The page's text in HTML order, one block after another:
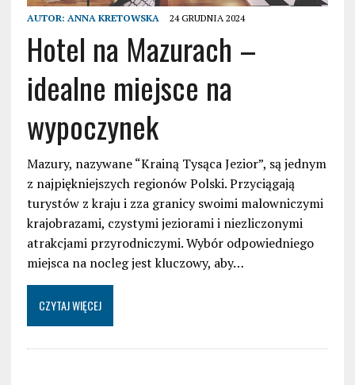
AUTOR: ANNA KRETOWSKA 24 GRUDNIA 2024
Hotel na Mazurach –
idealne miejsce na
wypoczynek
Mazury, nazywane “Krainą Tysąca Jezior”, są jednym
z najpiękniejszych regionów Polski. Przyciągają
turystów z kraju i zza granicy swoimi malowniczymi
krajobrazami, czystymi jeziorami i niezliczonymi
atrakcjami przyrodniczymi. Wybór odpowiedniego
miejsca na nocleg jest kluczowy, aby…
CZYTAJ WIĘCEJ